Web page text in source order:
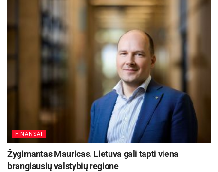
FINANSAI
Žygimantas Mauricas. Lietuva gali tapti viena
brangiausių valstybių regione